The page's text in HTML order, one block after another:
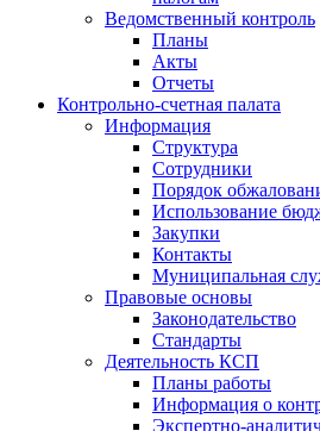
Ведомственный контроль
Планы
Акты
Отчеты
Контрольно-счетная палата
Информация
Структура
Сотрудники
Порядок
Использование
Закупки
Контакты
Муниципальная
Правовые основы
Законодательство
Стандарты
Деятельность КСП
Планы работы
Информация о
Экспертно-